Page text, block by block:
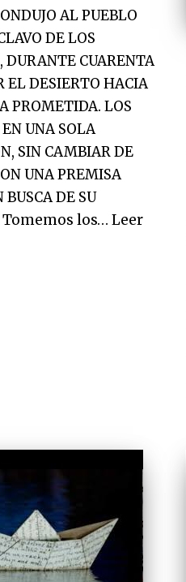
AL PUEBLO
DE LOS
DURANTE CUARENTA
EL DESIERTO HACIA
PROMETIDA. LOS
EN UNA SOLA
SIN CAMBIAR DE
UNA PREMISA
BUSCA DE SU
Tomemos los… Leer